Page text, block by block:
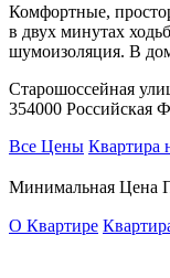
Комфортные,
в двух минутах
шумоизоляция. В
Старошоссейная
354000 Российская
Все Цены Квартира
Минимальная Цена
О Квартире